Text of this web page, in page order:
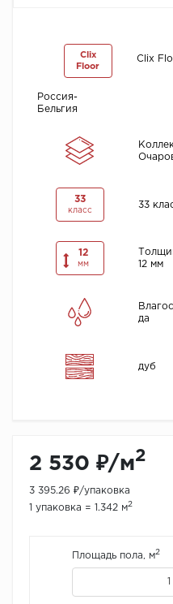
Clix
Floor
Clix
Россия-
Бельгия
33
класс
33
12
мм
12 мм
да
дуб
2 530 ₽/м2
3 395.26 ₽/упаковка
1 упаковка = 1.342 м2
Площадь пола, м2